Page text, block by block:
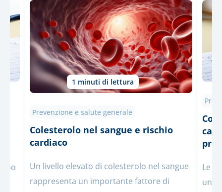
1 minuti di lettura
Prevenzione e salute generale
Colesterolo nel sangue e rischio
cardiaco
Un livello elevato di colesterolo nel sangue
rappresenta un importante fattore di
Le
una